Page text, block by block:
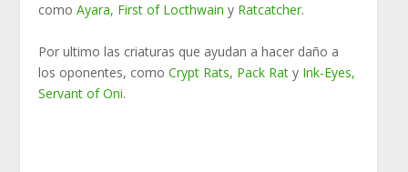
comoAyara, First of Locthwain y Ratcatcher.
Por ultimo las criaturas que ayudan a hacer daño a
los oponentes, comoCrypt Rats, Pack Rat y Ink-Eyes,
Servant of Oni.